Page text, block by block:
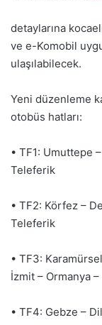
detaylarına
ve e-Komobil
ulaşılabilecek.
Yeni düzenleme
otobüs hatları:
• TF1: Umuttepe
Teleferik
• TF2: Körfez –
Teleferik
• TF3:
İzmit – Ormanya
• TF4: Gebze –